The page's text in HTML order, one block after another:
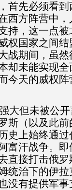
首先必须看
西方阵营中
持，这一点
权国家之间
战期间，虽
却未能实现
今天的威权
大但未被公
斯（以及此
史上始终通
富汗战争。
直接打击俄罗
统治下的伊
没有提供军事